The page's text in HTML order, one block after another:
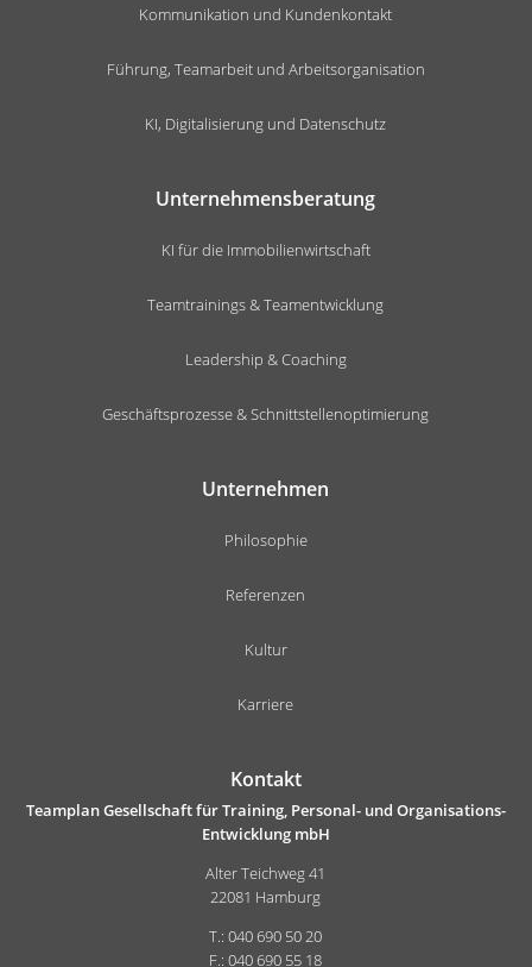
Kommunikation und Kundenkontakt
Führung, Teamarbeit und Arbeitsorganisation
KI, Digitalisierung und Datenschutz
Unternehmensberatung
KI für die Immobilienwirtschaft
Teamtrainings & Teamentwicklung
Leadership & Coaching
Geschäftsprozesse & Schnittstellenoptimierung
Unternehmen
Philosophie
Referenzen
Kultur
Karriere
Kontakt
Teamplan Gesellschaft für Training, Personal- und Organisations-
Entwicklung mbH
Alter Teichweg 41
22081 Hamburg
T.: 040 690 50 20
F.: 040 690 55 18